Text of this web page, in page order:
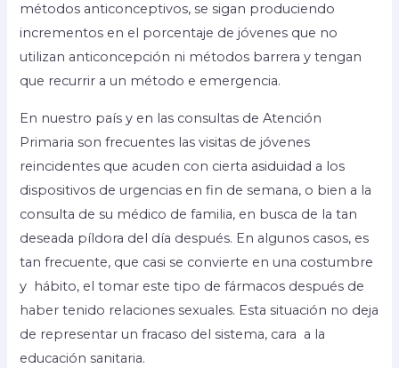
métodos anticonceptivos, se sigan produciendo
incrementos en el porcentaje de jóvenes que no
utilizan anticoncepción ni métodos barrera y tengan
que recurrir a un método e emergencia.
En nuestro país y en las consultas de Atención
Primaria son frecuentes las visitas de jóvenes
reincidentes que acuden con cierta asiduidad a los
dispositivos de urgencias en fin de semana, o bien a la
consulta de su médico de familia, en busca de la tan
deseada píldora del día después. En algunos casos, es
tan frecuente, que casi se convierte en una costumbre
y hábito, el tomar este tipo de fármacos después de
haber tenido relaciones sexuales. Esta situación no deja
de representar un fracaso del sistema, cara a la
educación sanitaria.